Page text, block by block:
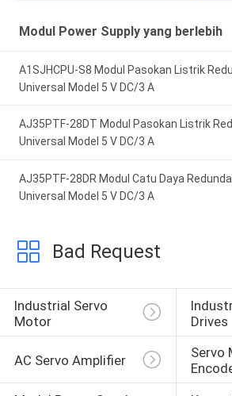
Modul Power Supply yang berlebih
A1SJHCPU-S8 Modul Pasokan Listrik
Universal Model 5 V DC/3 A
AJ35PTF-28DT Modul Pasokan Listrik
Universal Model 5 V DC/3 A
AJ35PTF-28DR Modul Catu Daya
Universal Model 5 V DC/3 A
Bad Request
Industrial Servo
Motor
Drives
AC Servo Amplifier
Servo